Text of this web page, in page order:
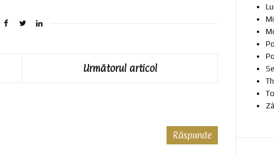
Următorul articol
Răspunde